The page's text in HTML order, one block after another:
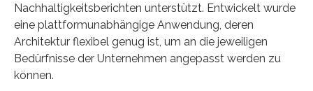
Nachhaltigkeitsberichten unterstützt. Entwickelt wurde
eine plattformunabhängige Anwendung, deren
Architektur flexibel genug ist, um an die jeweiligen
Bedürfnisse der Unternehmen angepasst werden zu
können.